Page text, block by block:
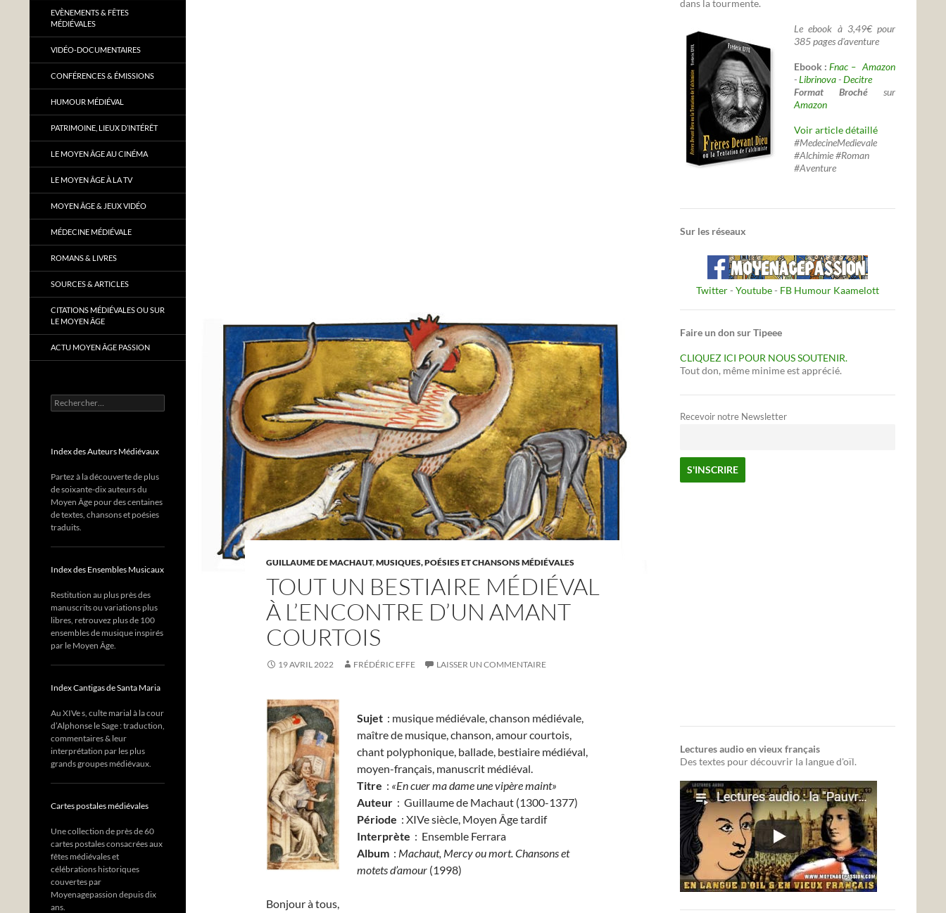
GUILLAUME DE MACHAUT,MUSIQUES, POÉSIES ET CHANSONS MÉDIÉVALES
TOUT UN BESTIAIRE MÉDIÉVAL
À L’ENCONTRE D’UN AMANT
COURTOIS
19 AVRIL 2022 FRÉDÉRIC EFFE LAISSER UN COMMENTAIRE
Sujet : musique médiévale, chanson médiévale,
maître de musique, chanson, amour courtois,
chant polyphonique, ballade, bestiaire médiéval,
moyen-français, manuscrit médiéval.
Titre : «En cuer ma dame une vipère maint»
Auteur : Guillaume de Machaut (1300-1377)
Période : XIVe siècle, Moyen Âge tardif
Interprète : Ensemble Ferrara
Album : Machaut, Mercy ou mort. Chansons et
motets d’amour (1998)
Bonjour à tous,
dans la tourmente.
Le ebook à 3,49€ pour
385 pages d'aventure
Ebook :Fnac – Amazon
-Librinova-Decitre
Format Broché sur
Amazon
Voir article détaillé
#MedecineMedievale
#Alchimie #Roman
#Aventure
Sur les réseaux
Twitter- Youtube- FB Humour Kaamelott
Faire un don sur Tipeee
CLIQUEZ ICI POUR NOUS SOUTENIR.
Tout don, même minime est apprécié.
Recevoir notre Newsletter
Lectures audio en vieux français
Des textes pour découvrir la langue d'oïl.
EVÈNEMENTS & FÊTES
MÉDIÉVALES
VIDÉO-DOCUMENTAIRES
CONFÉRENCES & ÉMISSIONS
HUMOUR MÉDIÉVAL
PATRIMOINE, LIEUX D’INTÉRÊT
LE MOYEN ÂGE AU CINÉMA
LE MOYEN ÂGE À LA TV
MOYEN ÂGE & JEUX VIDÉO
MÉDECINE MÉDIÉVALE
ROMANS & LIVRES
SOURCES & ARTICLES
CITATIONS MÉDIÉVALES OU SUR
LE MOYEN ÂGE
ACTU MOYEN ÂGE PASSION
Rechercher :
Index des Auteurs Médiévaux
Partez à la découverte de plus
de soixante-dix auteurs du
Moyen Âge pour des centaines
de textes, chansons et poésies
traduits.
Index des Ensembles Musicaux
Restitution au plus près des
manuscrits ou variations plus
libres, retrouvez plus de 100
ensembles de musique inspirés
par le Moyen Âge.
Index Cantigas de Santa Maria
Au XIVe s, culte marial à la cour
d’Alphonse le Sage : traduction,
commentaires & leur
interprétation par les plus
grands groupes médiévaux.
Cartes postales médiévales
Une collection de près de 60
cartes postales consacrées aux
fêtes médiévales et
célébrations historiques
couvertes par
Moyenagepassion depuis dix
ans.